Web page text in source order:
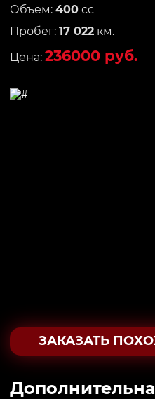
Объем: 400 сс
Пробег: 17 022 км.
Цена: 236000 руб.
ЗАКАЗАТЬ